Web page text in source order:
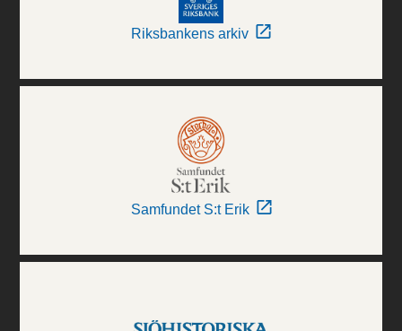
Riksbankens arkiv
Samfundet S:t Erik